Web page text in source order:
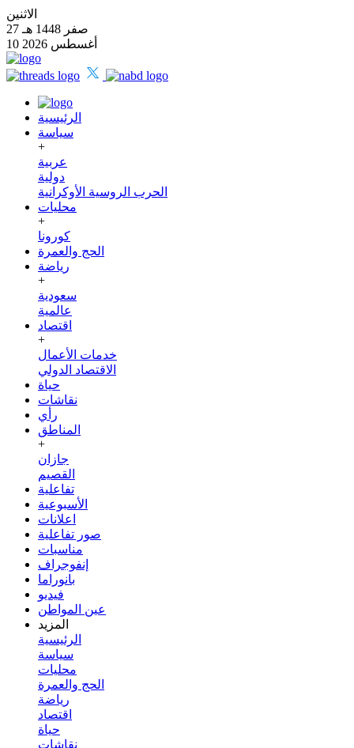
الاثنين
27 صفر 1448 هـ
10 أغسطس 2026
الرئيسية
سياسة
+
عربية
دولية
الحرب الروسية الأوكرانية
محليات
+
كورونا
الحج والعمرة
رياضة
+
سعودية
عالمية
اقتصاد
+
خدمات الأعمال
الاقتصاد الدولي
حياة
نقاشات
رأي
المناطق
+
جازان
القصيم
تفاعلية
الأسبوعية
اعلانات
صور تفاعلية
مناسبات
إنفوجراف
بانوراما
فيديو
عين المواطن
المزيد
الرئيسية
سياسة
محليات
الحج والعمرة
رياضة
اقتصاد
حياة
نقاشات